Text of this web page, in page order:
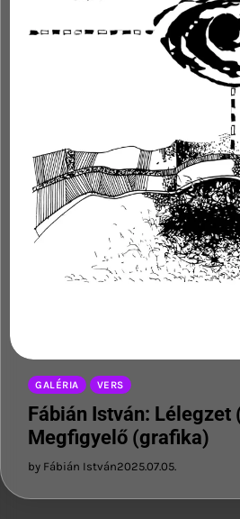
GALÉRIA VERS
Fábián István: Lélegzet
Megfigyelő (grafika)
by Fábián István2025.07.05.